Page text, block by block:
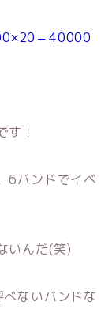
＝40000
す！
6バンドでイベ
いんだ(笑)
ないバンドな